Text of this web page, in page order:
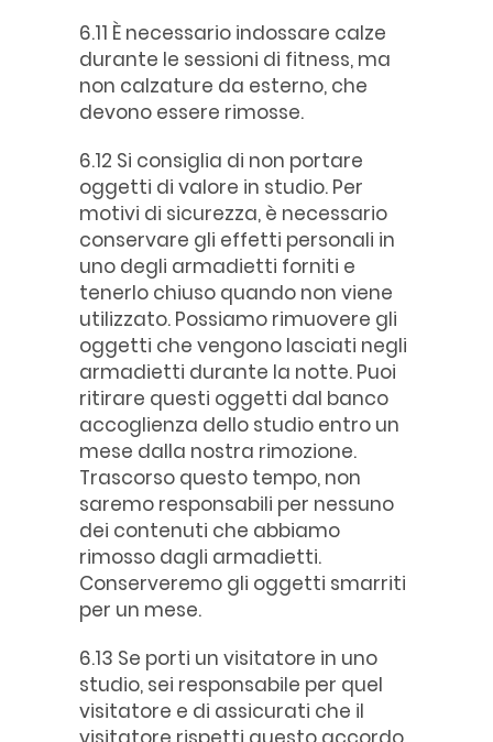
6.11 È necessario indossare calze
durante le sessioni di fitness, ma
non calzature da esterno, che
devono essere rimosse.
6.12 Si consiglia di non portare
oggetti di valore in studio. Per
motivi di sicurezza, è necessario
conservare gli effetti personali in
uno degli armadietti forniti e
tenerlo chiuso quando non viene
utilizzato. Possiamo rimuovere gli
oggetti che vengono lasciati negli
armadietti durante la notte. Puoi
ritirare questi oggetti dal banco
accoglienza dello studio entro un
mese dalla nostra rimozione.
Trascorso questo tempo, non
saremo responsabili per nessuno
dei contenuti che abbiamo
rimosso dagli armadietti.
Conserveremo gli oggetti smarriti
per un mese.
6.13 Se porti un visitatore in uno
studio, sei responsabile per quel
visitatore e di assicurati che il